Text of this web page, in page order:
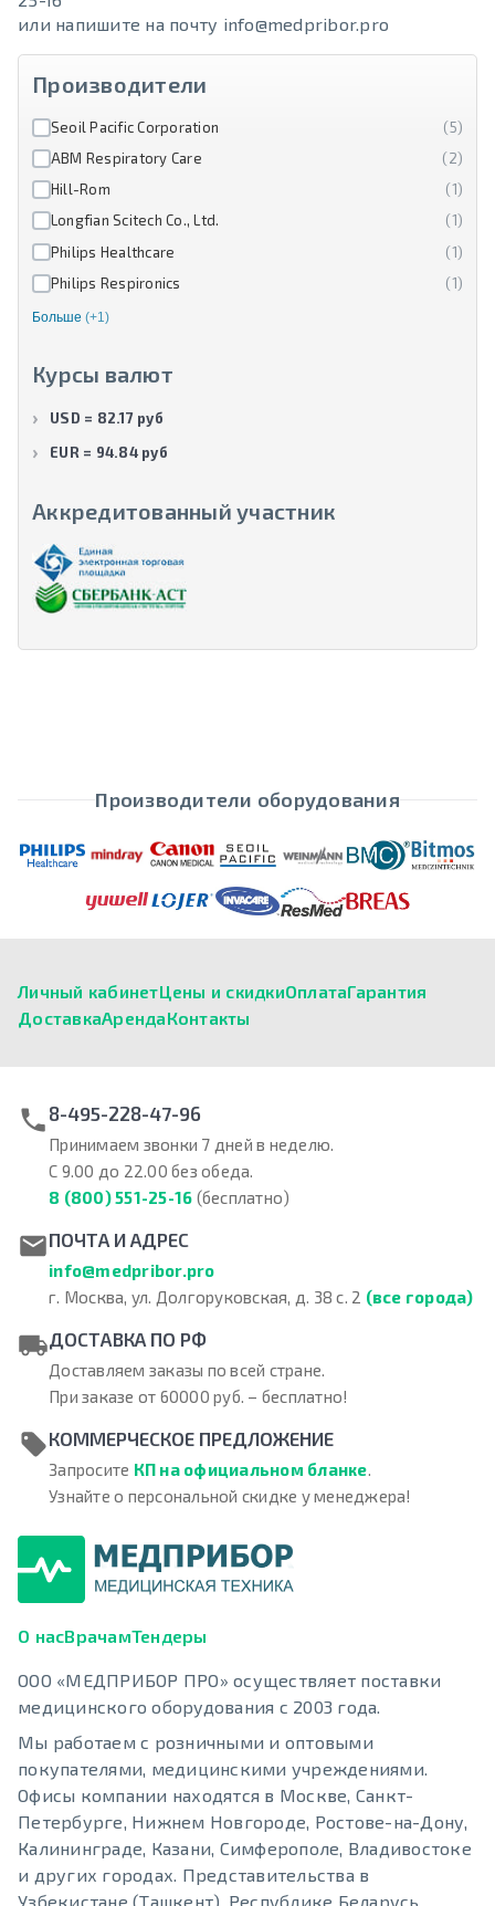
или напишите на почту info@medpribor.pro
Производители
Seoil Pacific Corporation
(5)
ABM Respiratory Care
(2)
Hill-Rom
(1)
Longfian Scitech Co., Ltd.
(1)
Philips Healthcare
(1)
Philips Respironics
(1)
Больше (+1)
Курсы валют
USD = 82.17 руб
EUR = 94.84 руб
Аккредитованный участник
Производители оборудования
Личный кабинетЦены и скидкиОплатаГарантия
ДоставкаАрендаКонтакты
8-495-228-47-96
Принимаем звонки 7 дней в неделю.
С 9.00 до 22.00 без обеда.
8 (800) 551-25-16 (бесплатно)
ПОЧТА И АДРЕС
info@medpribor.pro
г. Москва, ул. Долгоруковская, д. 38 с. 2 (все города)
ДОСТАВКА ПО РФ
Доставляем заказы по всей стране.
При заказе от 60000 руб. – бесплатно!
КОММЕРЧЕСКОЕ ПРЕДЛОЖЕНИЕ
Запросите КП на официальном бланке.
Узнайте о персональной скидке у менеджера!
О насВрачамТендеры
ООО «МЕДПРИБОР ПРО» осуществляет поставки
медицинского оборудования с 2003 года.
Мы работаем с розничными и оптовыми
покупателями, медицинскими учреждениями.
Офисы компании находятся в Москве, Санкт-
Петербурге, Нижнем Новгороде, Ростове-на-Дону,
Калининграде, Казани, Симферополе, Владивостоке
и других городах. Представительства в
Узбекистане (Ташкент), Республике Беларусь.